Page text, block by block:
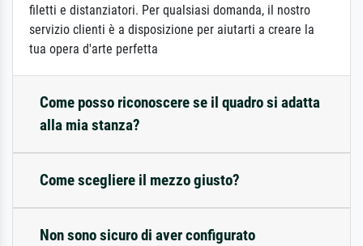
filetti e distanziatori. Per qualsiasi domanda, il nostro
servizio clienti è a disposizione per aiutarti a creare la
tua opera d'arte perfetta
Come posso riconoscere se il quadro si adatta
alla mia stanza?
Come scegliere il mezzo giusto?
Non sono sicuro di aver configurato